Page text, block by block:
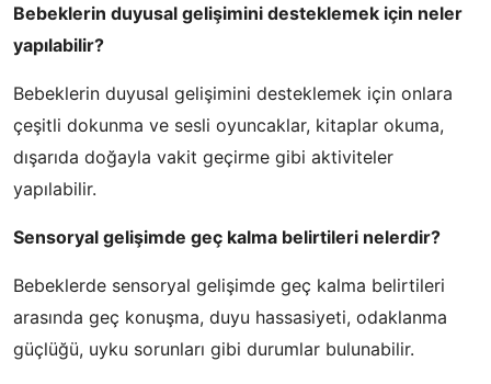
Bebeklerin duyusal gelişimini desteklemek için neler
yapılabilir?
Bebeklerin duyusal gelişimini desteklemek için onlara
çeşitli dokunma ve sesli oyuncaklar, kitaplar okuma,
dışarıda doğayla vakit geçirme gibi aktiviteler
yapılabilir.
Sensoryal gelişimde geç kalma belirtileri nelerdir?
Bebeklerde sensoryal gelişimde geç kalma belirtileri
arasında geç konuşma, duyu hassasiyeti, odaklanma
güçlüğü, uyku sorunları gibi durumlar bulunabilir.